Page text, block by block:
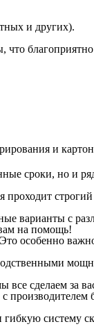
и других).
и
сроки, но и
строгий
варианты с
на помощь!
особенно
все сделаем за
систему